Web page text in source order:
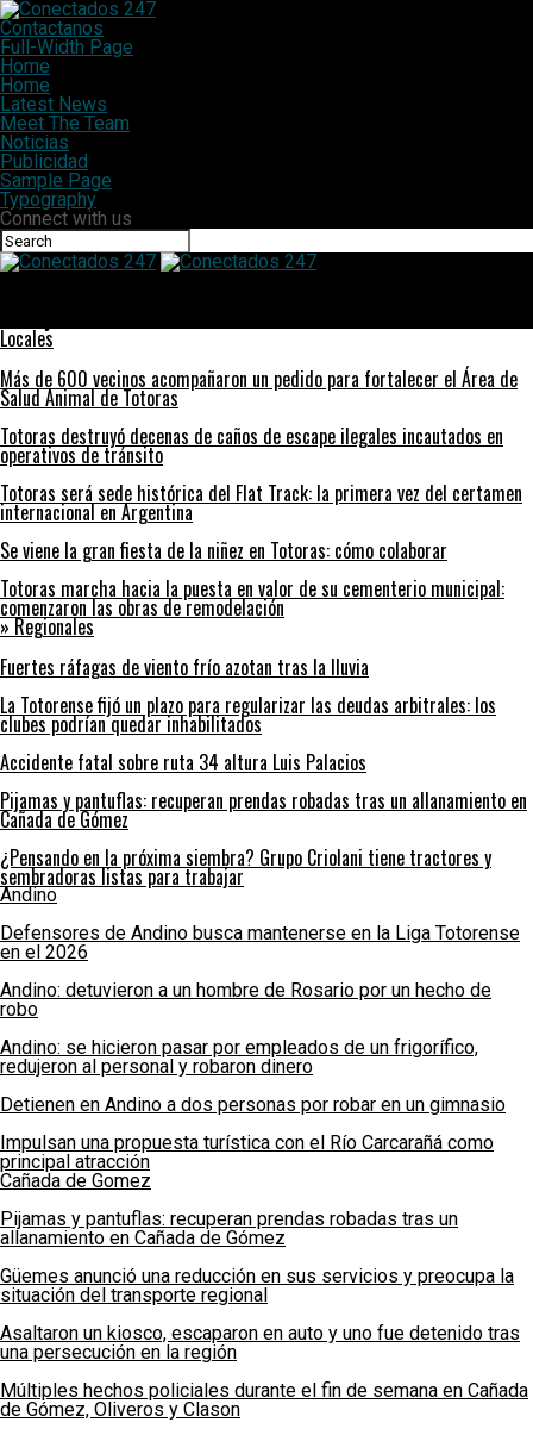
Contactanos
Full-Width Page
Home
Home
Latest News
Meet The Team
Noticias
Publicidad
Sample Page
Typography
Connect with us
Locales
Más de 600 vecinos acompañaron un pedido para fortalecer el Área de
Salud Animal de Totoras
Totoras destruyó decenas de caños de escape ilegales incautados en
operativos de tránsito
Totoras será sede histórica del Flat Track: la primera vez del certamen
internacional en Argentina
Se viene la gran fiesta de la niñez en Totoras: cómo colaborar
Totoras marcha hacia la puesta en valor de su cementerio municipal:
comenzaron las obras de remodelación
» Regionales
Fuertes ráfagas de viento frío azotan tras la lluvia
La Totorense fijó un plazo para regularizar las deudas arbitrales: los
clubes podrían quedar inhabilitados
Accidente fatal sobre ruta 34 altura Luis Palacios
Pijamas y pantuflas: recuperan prendas robadas tras un allanamiento en
Cañada de Gómez
¿Pensando en la próxima siembra? Grupo Criolani tiene tractores y
sembradoras listas para trabajar
Andino
Defensores de Andino busca mantenerse en la Liga Totorense
en el 2026
Andino: detuvieron a un hombre de Rosario por un hecho de
robo
Andino: se hicieron pasar por empleados de un frigorífico,
redujeron al personal y robaron dinero
Detienen en Andino a dos personas por robar en un gimnasio
Impulsan una propuesta turística con el Río Carcarañá como
principal atracción
Cañada de Gomez
Pijamas y pantuflas: recuperan prendas robadas tras un
allanamiento en Cañada de Gómez
Güemes anunció una reducción en sus servicios y preocupa la
situación del transporte regional
Asaltaron un kiosco, escaparon en auto y uno fue detenido tras
una persecución en la región
Múltiples hechos policiales durante el fin de semana en Cañada
de Gómez, Oliveros y Clason